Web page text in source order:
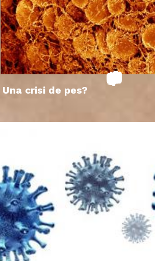
Una crisi de pes?